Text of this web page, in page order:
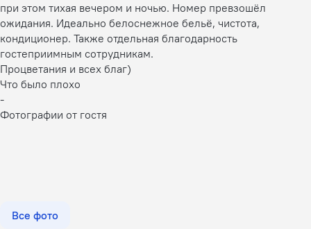
при этом тихая вечером и ночью. Номер превзошёл
ожидания. Идеально белоснежное бельё, чистота,
кондиционер. Также отдельная благодарность
гостеприимным сотрудникам.
Процветания и всех благ)
Что было плохо
-
Фотографии от гостя
Все фото